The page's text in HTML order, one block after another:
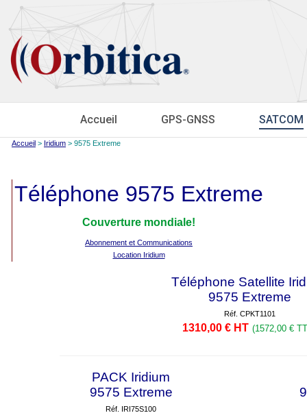
Accueil GPS-GNSS SATCOM
Accueil > Iridium > 9575 Extreme
Téléphone 9575 Extreme
Couverture mondiale!
Abonnement et Communications
Location Iridium
Téléphone Satellite
9575 Extreme
Réf. CPKT1101
1310,00 € HT (1572,00 €
PACK Iridium
9575 Extreme
Réf. IRI75S100